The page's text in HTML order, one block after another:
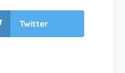
Twitter